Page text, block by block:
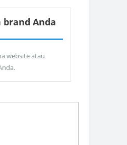
brand Anda
website atau